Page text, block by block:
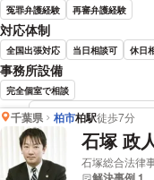
冤罪弁護経験 再審弁護経験
対応体制
全国出張対応 当日相談可 休日
事務所設備
完全個室で相談
石垣 正
千葉県 柏市柏駅徒歩7分
石塚 政
石塚総合法律